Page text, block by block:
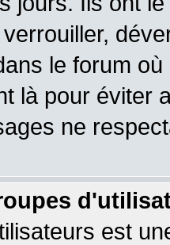
le forum
là pour éviter
ne
est